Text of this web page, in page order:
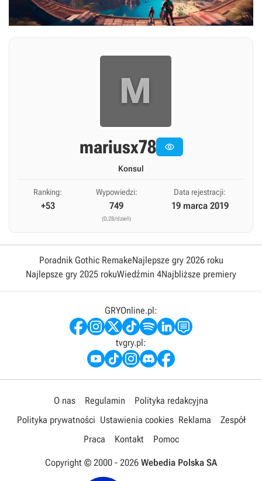
M
mariusx78 
Konsul
Ranking:
+53
Wypowiedzi:
749
(0,28/dzień)
Data rejestracji:
19 marca 2019
Poradnik Gothic RemakeNajlepsze gry 2026 roku
Najlepsze gry 2025 rokuWiedźmin 4Najbliższe premiery
GRYOnline.pl:
tvgry.pl:
O nas Regulamin
Polityka redakcyjna
Polityka prywatności Ustawienia cookies Reklama
Zespół
Praca
Kontakt Pomoc
Copyright © 2000 - 2026 Webedia Polska SA